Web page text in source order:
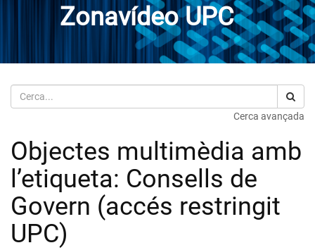
Zonavídeo UPC
Cerca
Cerca avançada
Objectes multimèdia amb
l’etiqueta: Consells de
Govern (accés restringit
UPC)